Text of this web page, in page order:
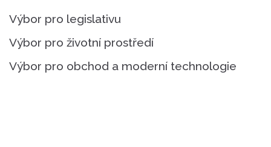
Výbor pro legislativu
Výbor pro životní prostředí
Výbor pro obchod a moderní technologie